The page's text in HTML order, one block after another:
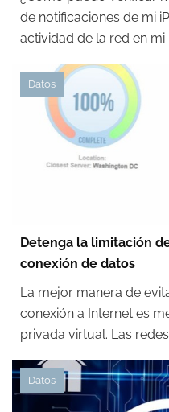
de notificaciones de mi
actividad de la red en mi
Datos
Detenga la limitación
conexión de datos
La mejor manera de
conexión a Internet es
privada virtual. Las
Datos